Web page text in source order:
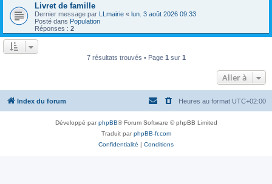
Livret de famille
Dernier message par LLmairie « lun. 3 août 2026 09:33
Posté dans Population
Réponses : 2
7 résultats trouvés • Page 1 sur 1
Aller à
Index du forum Heures au format UTC+02:00
Développé parphpBB® Forum Software © phpBB Limited
Traduit parphpBB-fr.com
Confidentialité | Conditions